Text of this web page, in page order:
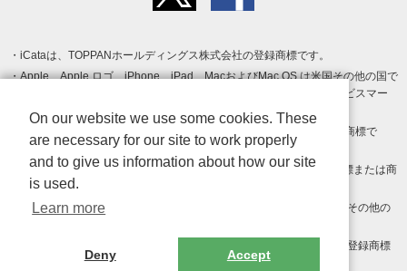
iCataは、TOPPANホールディングス株式会社の登録商標です。
Apple、Apple ロゴ、iPhone、iPad、MacおよびMac OS は米国その他の国で
登録された Apple Inc. の商標です。App Store は Apple Inc. のサービスマー
クです。
Android、Google Play および Google Play ロゴ は Google LLC の商標で
す。
Windows は Microsoft Inc.の米国およびその他の国における登録商標または商
標です。
Adobe、Adobe Reader、Adobe PDF は、Adobe Inc.の米国およびその他の
その他、記載されている会社名、商品名、ロゴは各社の商標または登録商標
On our website we use some cookies. These
are necessary for our site to work properly
and to give us information about how our site
is used.
Learn more
Deny Accept